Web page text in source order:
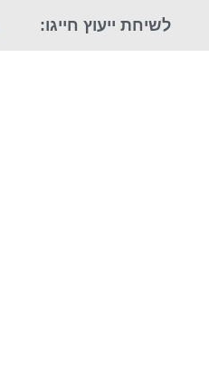
לשיחת ייעוץ חייגו: